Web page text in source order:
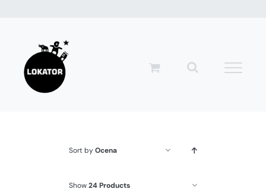
zawartości
Sort byOcena
Show24 Products